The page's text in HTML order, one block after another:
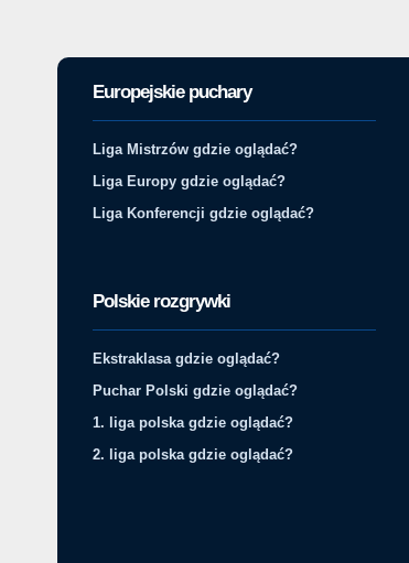
Europejskie puchary
Liga Mistrzów gdzie oglądać?
Liga Europy gdzie oglądać?
Liga Konferencji gdzie oglądać?
Polskie rozgrywki
Ekstraklasa gdzie oglądać?
Puchar Polski gdzie oglądać?
1. liga polska gdzie oglądać?
2. liga polska gdzie oglądać?